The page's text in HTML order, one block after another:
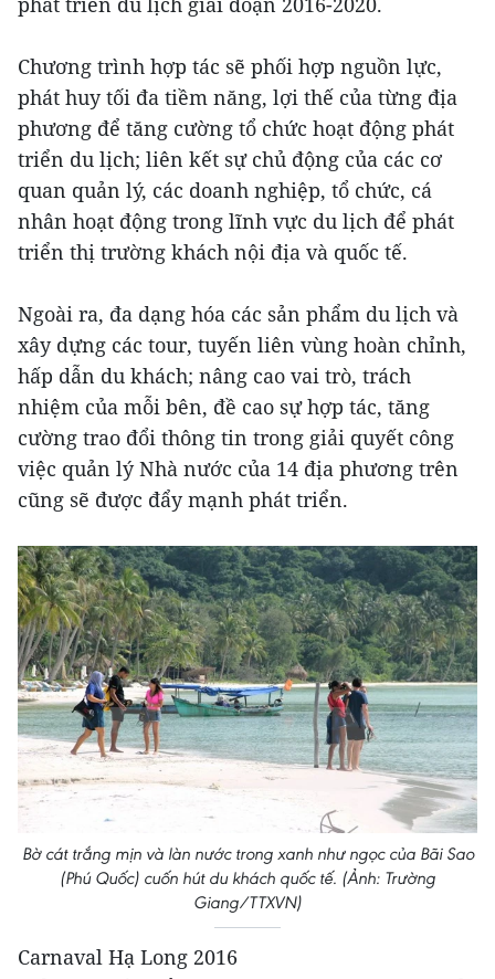
Chương trình hợp tác sẽ phối hợp nguồn lực,
phát huy tối đa tiềm năng, lợi thế của từng địa
phương để tăng cường tổ chức hoạt động phát
triển du lịch; liên kết sự chủ động của các cơ
quan quản lý, các doanh nghiệp, tổ chức, cá
nhân hoạt động trong lĩnh vực du lịch để phát
triển thị trường khách nội địa và quốc tế.
Ngoài ra, đa dạng hóa các sản phẩm du lịch và
xây dựng các tour, tuyến liên vùng hoàn chỉnh,
hấp dẫn du khách; nâng cao vai trò, trách
nhiệm của mỗi bên, đề cao sự hợp tác, tăng
cường trao đổi thông tin trong giải quyết công
việc quản lý Nhà nước của 14 địa phương trên
cũng sẽ được đẩy mạnh phát triển.
Bờ cát trắng mịn và làn nước trong xanh như ngọc của Bãi Sao
(Phú Quốc) cuốn hút du khách quốc tế. (Ảnh: Trường
Giang/TTXVN)
Carnaval Hạ Long 2016